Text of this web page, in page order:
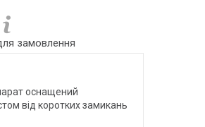
замовлення
оснащений
від коротких замикань